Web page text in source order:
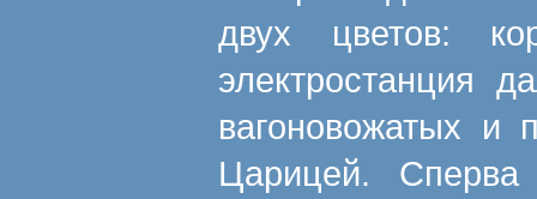
двух цветов:
электростанция
вагоновожатых и
Царицей.